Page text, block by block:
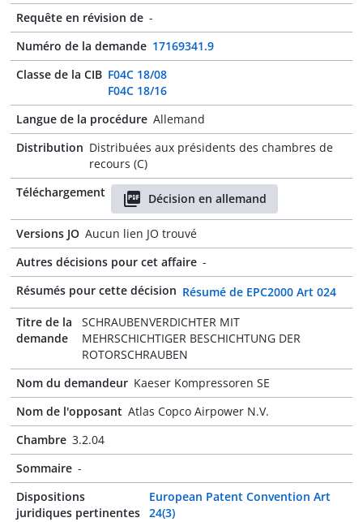
Requête en révision de -
Numéro de la demande 17169341.9
Classe de la CIB F04C 18/08
F04C 18/16
Langue de la procédure Allemand
Distribution Distribuées aux présidents des chambres de
recours (C)
Téléchargement
Décision en allemand
Versions JO Aucun lien JO trouvé
Autres décisions pour cet affaire -
Résumés pour cette décision Résumé de EPC2000 Art 024
Titre de la
demande
SCHRAUBENVERDICHTER MIT
MEHRSCHICHTIGER BESCHICHTUNG DER
ROTORSCHRAUBEN
Nom du demandeur Kaeser Kompressoren SE
Nom de l'opposant Atlas Copco Airpower N.V.
Chambre 3.2.04
Sommaire -
Dispositions
juridiques pertinentes
European Patent Convention Art
24(3)